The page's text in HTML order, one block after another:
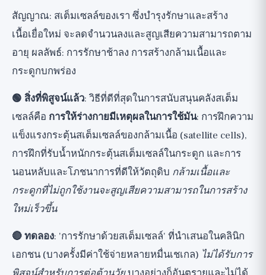
สัญญาณ: สเต็มเซลล์ของเรา ซึ่งบำรุงรักษาและสร้าง
เนื้อเยื่อใหม่ จะลดจำนวนลงและสูญเสียความสามารถตาม
อายุ ผลลัพธ์: การรักษาช้าลง การสร้างกล้ามเนื้อและ
กระดูกบกพร่อง
🟢 สิ่งที่พิสูจน์แล้ว: วิธีที่ดีที่สุดในการสนับสนุนคลังสเต็ม
เซลล์คือ การให้ร่างกายมีเหตุผลในการใช้มัน: การฝึกความ
แข็งแรงกระตุ้นสเต็มเซลล์ของกล้ามเนื้อ (satellite cells),
การฝึกที่รับน้ำหนักกระตุ้นสเต็มเซลล์ในกระดูก และการ
นอนหลับและโภชนาการที่ดีให้วัตถุดิบ กล้ามเนื้อและ
กระดูกที่ไม่ถูกใช้งานจะสูญเสียความสามารถในการสร้าง
ใหม่เร็วขึ้น
🔴 ทดลอง: 'การรักษาด้วยสเต็มเซลล์' ที่นำเสนอในคลินิก
เอกชน (บางครั้งมีค่าใช้จ่ายหลายหมื่นเชเกล) ไม่ได้รับการ